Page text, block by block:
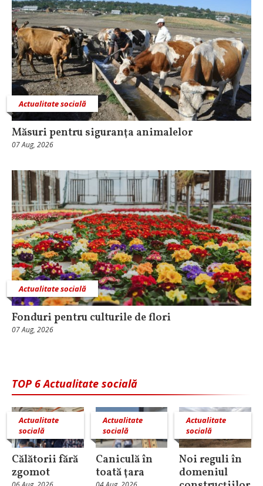
Actualitate socială
Măsuri pentru siguranţa animalelor
07 Aug, 2026
Actualitate socială
Fonduri pentru culturile de flori
07 Aug, 2026
TOP 6 Actualitate socială
Actualitate
socială
Călătorii fără
zgomot
Actualitate
socială
Caniculă în
toată ţara
Actualitate
socială
Noi reguli în
domeniul